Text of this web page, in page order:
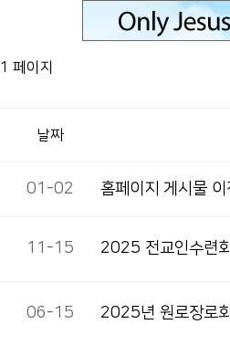
1 페이지
날짜
01-02 홈페이지 게시물
11-15 2025 전교인수련
06-15 2025년 원로장로